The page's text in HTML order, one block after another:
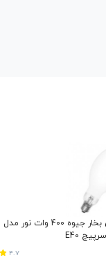
لامپ گازی بخار جیوه 400 وات نور مدل
4.7